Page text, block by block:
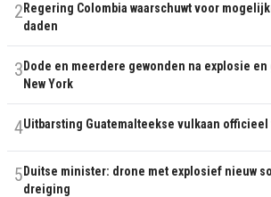
2 Regering Colombia waarschuwt voor
daden
3 Dode en meerdere gewonden na explosie
New York
4Uitbarsting Guatemalteekse vulkaan
5 Duitse minister: drone met explosief nieuw
dreiging